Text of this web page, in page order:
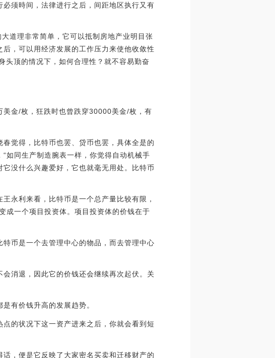
须時间，法律进行之后，间距地区执行又有
道理非常简单，它可以抵制房地产业明目张
，可以用经济发展的工作压力来使他收敛性
头顶的情况下，如何合理性？就不容易勤奋
美金/枚，狂跌时也曾跌穿30000美金/枚，有
觉得，比特币也罢、贷币也罢，具体全是的
如同生产制造腕表一样，你觉得自动机械手
没什么兴趣爱好，它也就毫无用处。比特币
永利来看，比特币是一个总产量比较有限，
成一个项目投资体。项目投资体的价钱在于
币是一个去管理中心的物品，而去管理中心
消退，因此它的价钱还会继续再次起伏。关
有价钱升高的发展趋势。
的状况下这一资产进来之后，你就会看到短
，便是它反映了大家密名买卖和迁移财产的